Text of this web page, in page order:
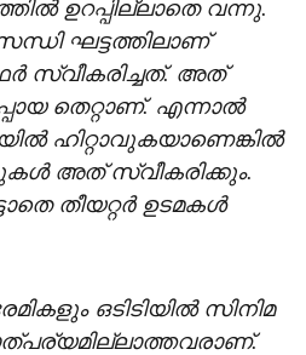
ഉറപ്പില്ലാതെ വന്നു.
ഘട്ടത്തിലാണ്
സ്വീകരിച്ചത്. അത്
തെറ്റാണ്. എന്നാൽ
ഹിറ്റാവുകയാണെങ്കിൽ
അത് സ്വീകരിക്കും.
തീയറ്റർ ഉടമകൾ
ഒടിടിയിൽ സിനിമ